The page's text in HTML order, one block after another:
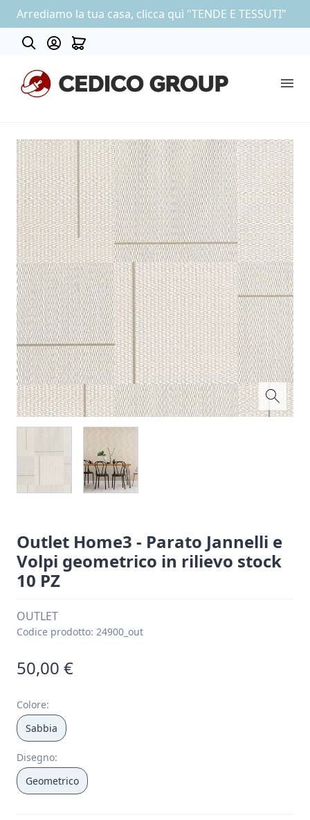
Arrediamo la tua casa, clicca quì "TENDE E TESSUTI"
COLLEZIONE CARTA DA PARATI
OUTLET
Outlet Home3 - Parato Jannelli e
Volpi geometrico in rilievo stock
10 PZ
OUTLET
Codice prodotto: 24900_out
50,00 €
Colore:
Sabbia
Disegno:
Geometrico